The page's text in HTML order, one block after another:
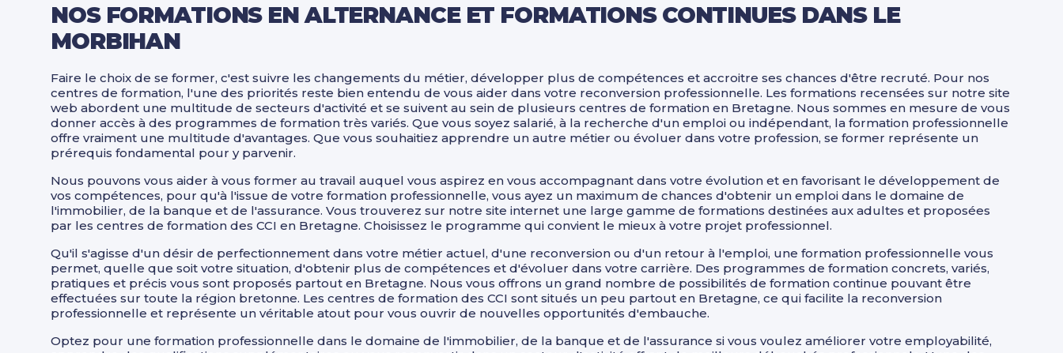
NOS FORMATIONS EN ALTERNANCE ET FORMATIONS CONTINUES DANS LE
MORBIHAN
Faire le choix de se former, c'est suivre les changements du métier, développer plus de compétences et accroitre ses chances d'être recruté. Pour nos
centres de formation, l'une des priorités reste bien entendu de vous aider dans votre reconversion professionnelle. Les formations recensées sur notre site
web abordent une multitude de secteurs d'activité et se suivent au sein de plusieurs centres de formation en Bretagne. Nous sommes en mesure de vous
donner accès à des programmes de formation très variés. Que vous soyez salarié, à la recherche d'un emploi ou indépendant, la formation professionnelle
offre vraiment une multitude d'avantages. Que vous souhaitiez apprendre un autre métier ou évoluer dans votre profession, se former représente un
prérequis fondamental pour y parvenir.
Nous pouvons vous aider à vous former au travail auquel vous aspirez en vous accompagnant dans votre évolution et en favorisant le développement de
vos compétences, pour qu'à l'issue de votre formation professionnelle, vous ayez un maximum de chances d'obtenir un emploi dans le domaine de
l'immobilier, de la banque et de l'assurance. Vous trouverez sur notre site internet une large gamme de formations destinées aux adultes et proposées
par les centres de formation des CCI en Bretagne. Choisissez le programme qui convient le mieux à votre projet professionnel.
Qu'il s'agisse d'un désir de perfectionnement dans votre métier actuel, d'une reconversion ou d'un retour à l'emploi, une formation professionnelle vous
permet, quelle que soit votre situation, d'obtenir plus de compétences et d'évoluer dans votre carrière. Des programmes de formation concrets, variés,
pratiques et précis vous sont proposés partout en Bretagne. Nous vous offrons un grand nombre de possibilités de formation continue pouvant être
effectuées sur toute la région bretonne. Les centres de formation des CCI sont situés un peu partout en Bretagne, ce qui facilite la reconversion
professionnelle et représente un véritable atout pour vous ouvrir de nouvelles opportunités d'embauche.
Optez pour une formation professionnelle dans le domaine de l'immobilier, de la banque et de l'assurance si vous voulez améliorer votre employabilité,